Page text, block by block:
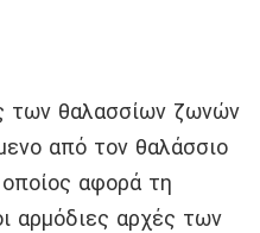
των θαλασσίων ζωνών
από τον θαλάσσιο
αφορά τη
αρμόδιες αρχές των